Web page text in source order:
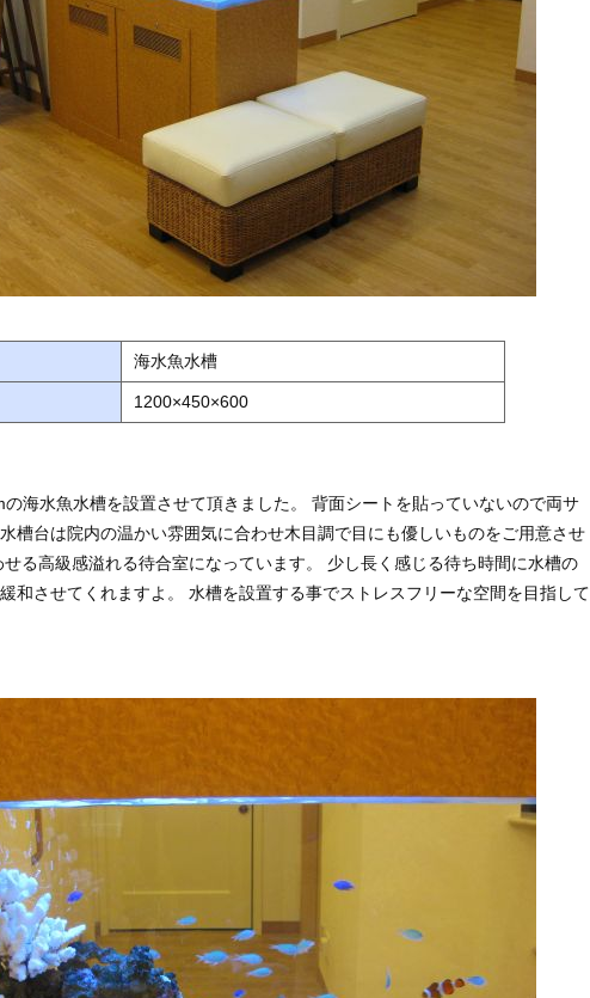
海水魚水槽
1200×450×600
海水魚水槽を設置させて頂きました。 背面シートを貼っていないので両サ
槽台は院内の温かい雰囲気に合わせ木目調で目にも優しいものをご用意させ
る高級感溢れる待合室になっています。 少し長く感じる待ち時間に水槽の
和させてくれますよ。 水槽を設置する事でストレスフリーな空間を目指して